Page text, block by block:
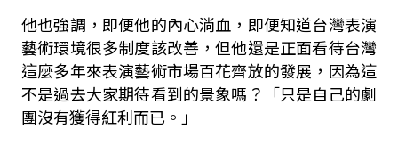
他也強調，即便他的內心淌血，即便知道台灣表演
藝術環境很多制度該改善，但他還是正面看待台灣
這麼多年來表演藝術市場百花齊放的發展，因為這
不是過去大家期待看到的景象嗎？「只是自己的劇
團沒有獲得紅利而已。」